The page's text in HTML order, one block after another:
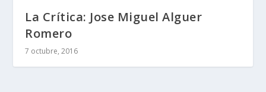
La Crítica: Jose Miguel Alguer
Romero
7 octubre, 2016